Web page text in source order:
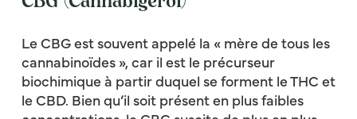
Le CBG est souvent appelé la « mère de tous les
cannabinoïdes », car il est le précurseur
biochimique à partir duquel se forment le THC et
le CBD. Bien qu’il soit présent en plus faibles